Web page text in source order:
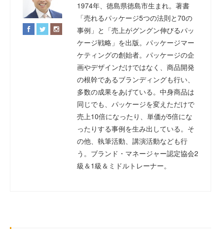
1974年、徳島県徳島市生まれ。著書
「売れるパッケージ5つの法則と70の
事例」と「売上がグングン伸びるパッ
ケージ戦略」を出版。パッケージマー
ケティングの創始者。パッケージの企
画やデザインだけではなく、商品開発
の根幹であるブランディングも行い、
多数の成果をあげている。中身商品は
同じでも、パッケージを変えただけで
売上10倍になったり、単価が5倍にな
ったりする事例を生み出している。そ
の他、執筆活動、講演活動なども行
う。ブランド・マネージャー認定協会2
級＆1級＆ミドルトレーナー。